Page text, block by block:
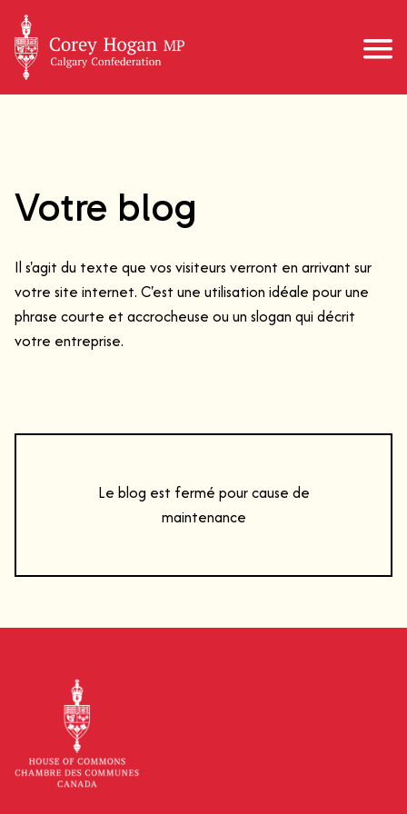
Votre blog
Il s'agit du texte que vos visiteurs verront en arrivant sur
votre site internet. C'est une utilisation idéale pour une
phrase courte et accrocheuse ou un slogan qui décrit
votre entreprise.
Le blog est fermé pour cause de
maintenance